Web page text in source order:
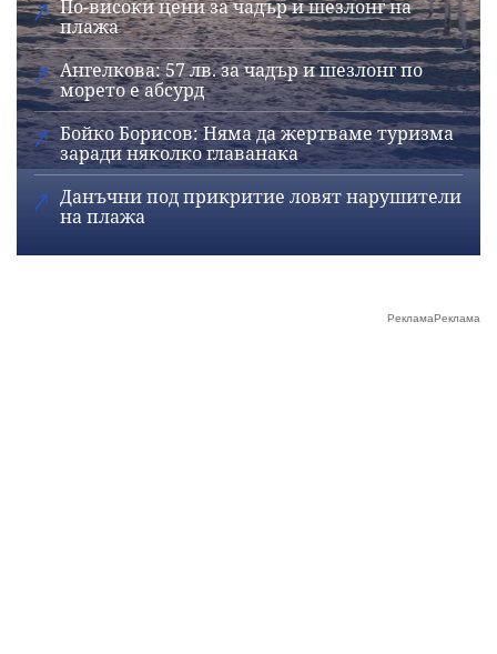
По-високи цени за чадър и шезлонг на
плажа
Ангелкова: 57 лв. за чадър и шезлонг по
морето е абсурд
Бойко Борисов: Няма да жертваме туризма
заради няколко главанака
Данъчни под прикритие ловят нарушители
на плажа